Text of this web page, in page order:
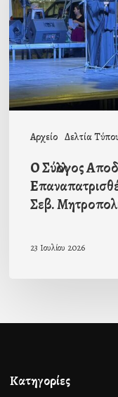
Αρχείο Δελτία
Επαναπατρισθέντων
Λακώνων
τίμησε
τον
Σεβ.
Ο Σύλλογος
Σεβ.
23 Ιουλίου 2026
Κατηγορίες